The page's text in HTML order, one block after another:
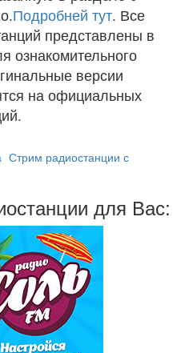
Подробней тут. Все
представлены в
ознакомительного
версии
на официальных
Стрим радиостанции с
для Вас: